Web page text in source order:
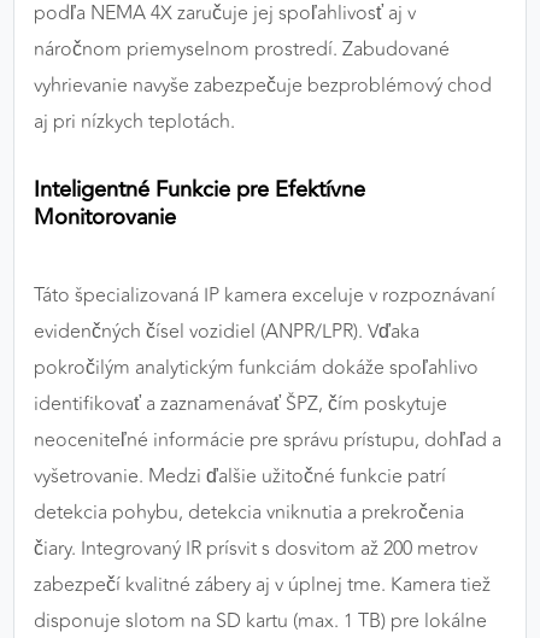
podľa NEMA 4X zaručuje jej spoľahlivosť aj v
náročnom priemyselnom prostredí. Zabudované
vyhrievanie navyše zabezpečuje bezproblémový chod
aj pri nízkych teplotách.
Inteligentné Funkcie pre Efektívne
Monitorovanie
Táto špecializovaná IP kamera exceluje v rozpoznávaní
evidenčných čísel vozidiel (ANPR/LPR). Vďaka
pokročilým analytickým funkciám dokáže spoľahlivo
identifikovať a zaznamenávať ŠPZ, čím poskytuje
neoceniteľné informácie pre správu prístupu, dohľad a
vyšetrovanie. Medzi ďalšie užitočné funkcie patrí
detekcia pohybu, detekcia vniknutia a prekročenia
čiary. Integrovaný IR prísvit s dosvitom až 200 metrov
zabezpečí kvalitné zábery aj v úplnej tme. Kamera tiež
disponuje slotom na SD kartu (max. 1 TB) pre lokálne